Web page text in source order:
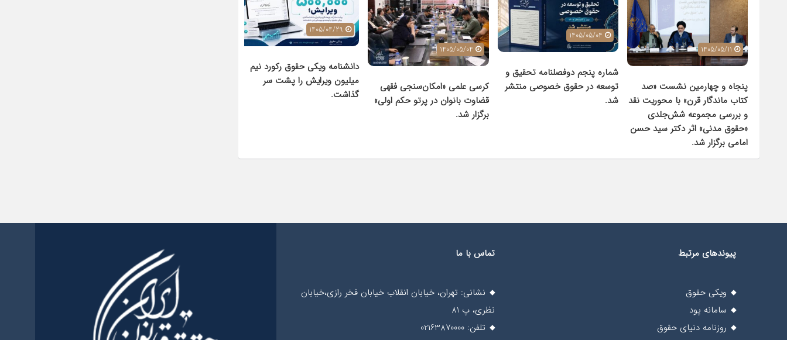
پنجاه و چهارمین نشست «صد
کتاب ماندگار قرن» با محوریت نقد
و بررسی مجموعه شش‌جلدی
«حقوق مدنی» اثر دکتر سید حسن
امامی برگزار شد.
شماره پنجم دوفصلنامه تحقیق و
توسعه در حقوق خصوصی منتشر
شد.
کرسی علمی «امکان‌سنجی فقهی
قضاوت بانوان در پرتو حکم اولی»
برگزار شد.
1405/04/29
دانشنامه ویکی حقوق رکورد نیم
میلیون ویرایش را پشت سر
گذاشت.
پیوندهای مرتبط
ویکی حقوق
سامانه پود
روزنامه دنیای حقوق
تماس با ما
نشانی: تهران، خیابان انقلاب خیابان فخر رازی،خیابان
نظری، پ 81
تلفن: 02163870000